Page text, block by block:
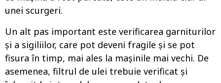
unei scurgeri.
Un alt pas important este verificarea garniturilor
și a sigiliilor, care pot deveni fragile și se pot
fisura în timp, mai ales la mașinile mai vechi. De
asemenea, filtrul de ulei trebuie verificat și